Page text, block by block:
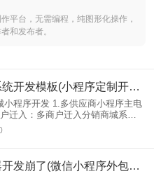
平台，无需编程，纯图形化操作，
和发布者。
小程序分销系统开发模板(小程序定制开发的优点)
多供应商小程序主电
系统的目的是打造一个思路京东
小程序服务器开发崩了(微信小程序外包开发价格费用包括哪些)